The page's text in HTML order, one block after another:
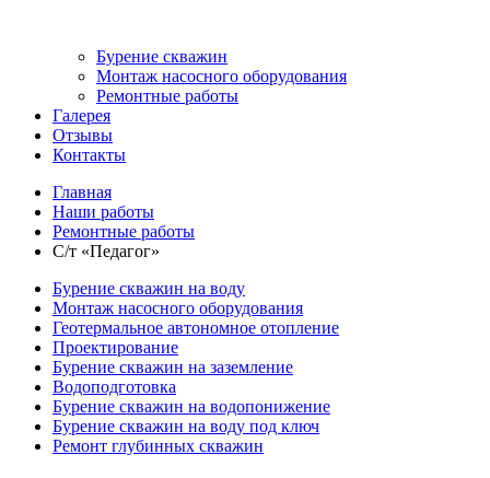
Бурение скважин
Монтаж насосного оборудования
Ремонтные работы
Галерея
Отзывы
Контакты
Главная
Наши работы
Ремонтные работы
С/т «Педагог»
Бурение скважин на воду
Монтаж насосного оборудования
Геотермальное автономное отопление
Проектирование
Бурение скважин на заземление
Водоподготовка
Бурение скважин на водопонижение
Бурение скважин на воду под ключ
Ремонт глубинных скважин